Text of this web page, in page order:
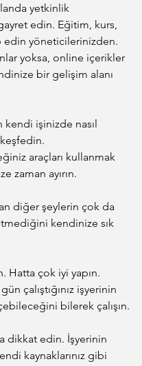
yetkinlik
edin. Eğitim, kurs,
edin yöneticilerinizden.
yoksa, online içerikler
bir gelişim alanı
kendi işinizde nasıl
keşfedin.
araçları kullanmak
zaman ayırın.
diğer şeylerin çok da
kendinize sık
Hatta çok iyi yapın.
çalıştığınız işyerinin
bilerek çalışın.
dikkat edin. İşyerinin
kaynaklarınız gibi